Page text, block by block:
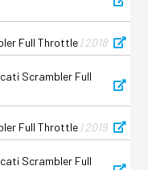
Full Throttle | 2018
Scrambler Full
Full Throttle | 2019
Scrambler Full